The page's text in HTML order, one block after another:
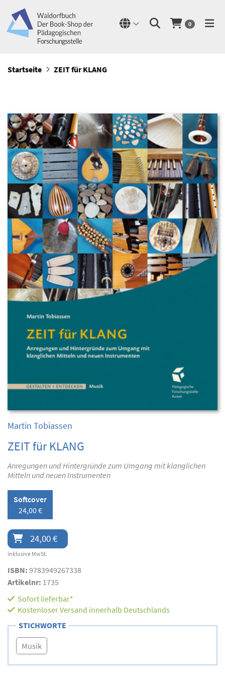
0
Startseite ZEIT für KLANG
Martin Tobiassen
ZEIT für KLANG
Anregungen und Hintergründe zum Umgang mit klanglichen
Mitteln und neuen Instrumenten
Softcover
24,00 €
24,00 €
inklusive MwSt.
ISBN: 9783949267338
Artikelnr: 1735
Sofort lieferbar*
Kostenloser Versand innerhalb Deutschlands
STICHWORTE
Musik